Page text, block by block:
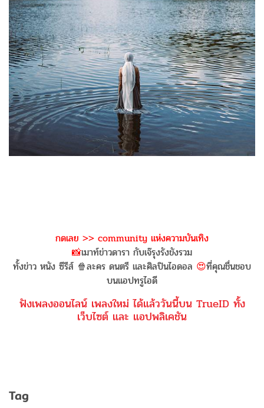
กดเลย >> community แห่งความบันเทิง
📸เมาท์ข่าวดารา กับเจ๊รุงรังขังรวม
ทั้งข่าว หนัง ซีรีส์ 🍿ละคร ดนตรี และศิลปินไอดอล 😍ที่คุณชื่นชอบ
บนแอปทรูไอดี
ฟังเพลงออนไลน์ เพลงใหม่ ได้แล้ววันนี้บน TrueID ทั้ง
เว็บไซต์ และ แอปพลิเคชัน
Tag